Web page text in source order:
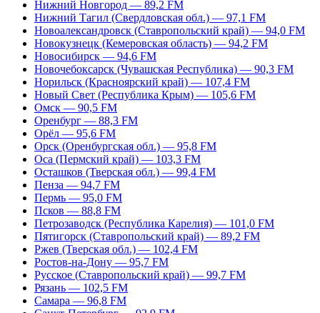
Нижний Новгород — 89,2 FM
Нижний Тагил (Свердловская обл.) — 97,1 FM
Новоалександровск (Ставропольский край) — 94,0 FM
Новокузнецк (Кемеровская область) — 94,2 FM
Новосибирск — 94,6 FM
Новочебоксарск (Чувашская Республика) — 90,3 FM
Норильск (Красноярский край) — 107,4 FM
Новый Свет (Республика Крым) — 105,6 FM
Омск — 90,5 FM
Оренбург — 88,3 FM
Орёл — 95,6 FM
Орск (Оренбургская обл.) — 95,8 FM
Оса (Пермский край) — 103,3 FM
Осташков (Тверская обл.) — 99,4 FM
Пенза — 94,7 FM
Пермь — 95,0 FM
Псков — 88,8 FM
Петрозаводск (Республика Карелия) — 101,0 FM
Пятигорск (Ставропольский край) — 89,2 FM
Ржев (Тверская обл.) — 102,4 FM
Ростов-на-Дону — 95,7 FM
Русское (Ставропольский край) — 99,7 FM
Рязань — 102,5 FM
Самара — 96,8 FM